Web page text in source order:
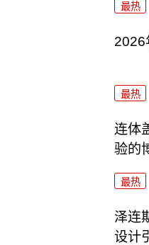
最热
2026
最热
连体
验的
最热
泽连
设计